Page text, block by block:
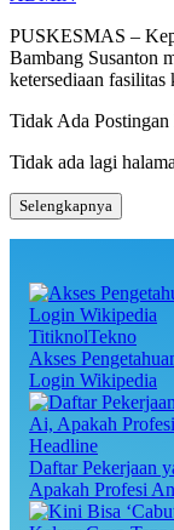
PUSKESMAS –
Bambang Susanton
ketersediaan
Tidak Ada
Tidak ada lagi
Selengkapnya
TitiknolTekno
Akses
Login Wikipedia
Headline
Daftar Pekerjaan
Apakah Profesi